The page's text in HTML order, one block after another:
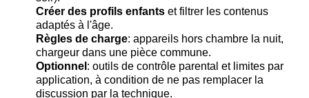
Créer des profils enfants et filtrer les contenus
adaptés à l'âge.
Règles de charge: appareils hors chambre la nuit,
chargeur dans une pièce commune.
Optionnel : outils de contrôle parental et limites par
application, à condition de ne pas remplacer la
discussion par la technique.